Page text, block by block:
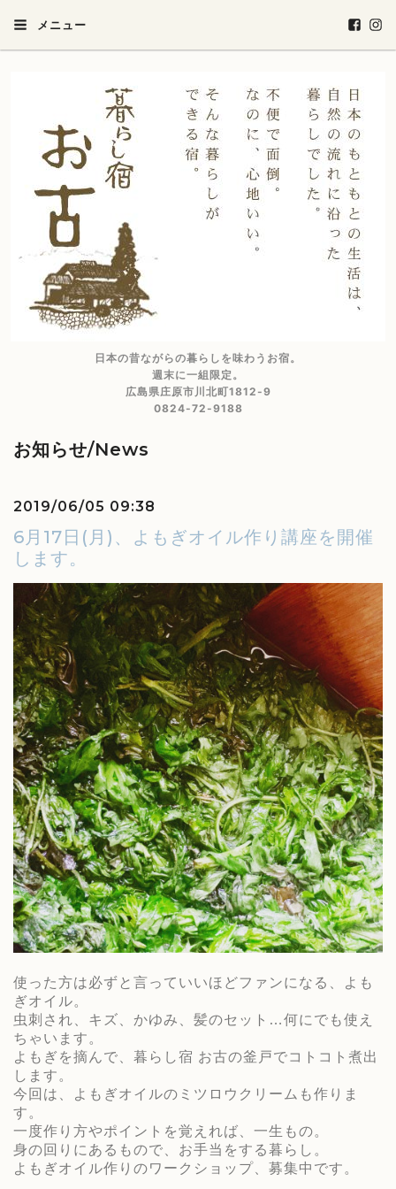
メニュー
日本の昔ながらの暮らしを味わうお宿。
週末に一組限定。
広島県庄原市川北町1812-9
0824-72-9188
お知らせ/News
2019/06/05 09:38
6月17日(月)、よもぎオイル作り講座を開催
します。
使った方は必ずと言っていいほどファンになる、よも
ぎオイル。
虫刺され、キズ、かゆみ、髪のセット…何にでも使え
ちゃいます。
よもぎを摘んで、暮らし宿 お古の釜戸でコトコト煮出
します。
今回は、よもぎオイルのミツロウクリームも作りま
す。
一度作り方やポイントを覚えれば、一生もの。
身の回りにあるもので、お手当をする暮らし。
よもぎオイル作りのワークショップ、募集中です。